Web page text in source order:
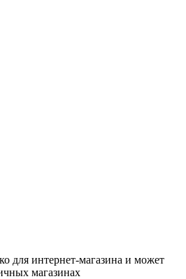
для интернет-магазина и может
магазинах